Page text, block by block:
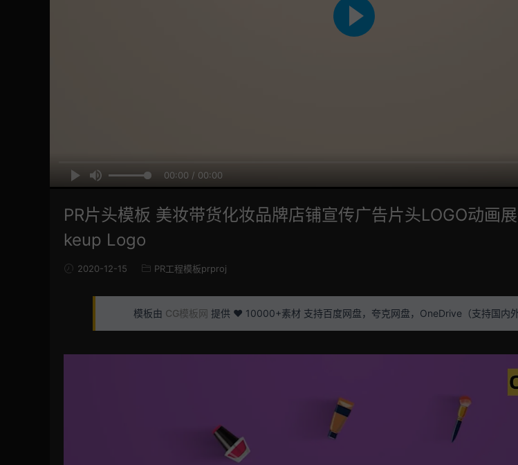
00:00 / 00:00
PR片头模板 美妆带货化妆品牌店铺宣传广告片头LOGO动画
keup Logo
2020-12-15 PR工程模板prproj
模板由 CG模板网 提供 ❤️ 10000+素材 支持百度网盘，夸克网盘，OneDrive（支持国内